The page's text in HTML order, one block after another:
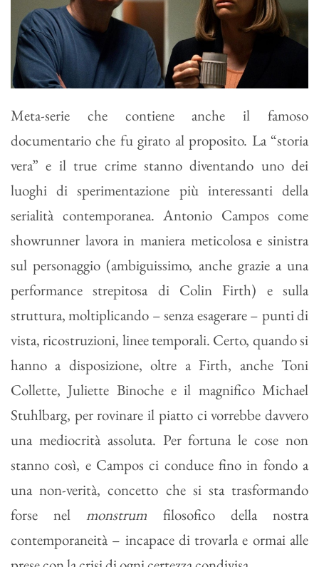
Meta-serie che contiene anche il famoso
documentario che fu girato al proposito. La “storia
vera” e il true crime stanno diventando uno dei
luoghi di sperimentazione più interessanti della
serialità contemporanea. Antonio Campos come
showrunner lavora in maniera meticolosa e sinistra
sul personaggio (ambiguissimo, anche grazie a una
performance strepitosa di Colin Firth) e sulla
struttura, moltiplicando – senza esagerare – punti di
vista, ricostruzioni, linee temporali. Certo, quando si
hanno a disposizione, oltre a Firth, anche Toni
Collette, Juliette Binoche e il magnifico Michael
Stuhlbarg, per rovinare il piatto ci vorrebbe davvero
una mediocrità assoluta. Per fortuna le cose non
stanno così, e Campos ci conduce fino in fondo a
una non-verità, concetto che si sta trasformando
forse nelmonstrum filosofico della nostra
contemporaneità – incapace di trovarla e ormai alle